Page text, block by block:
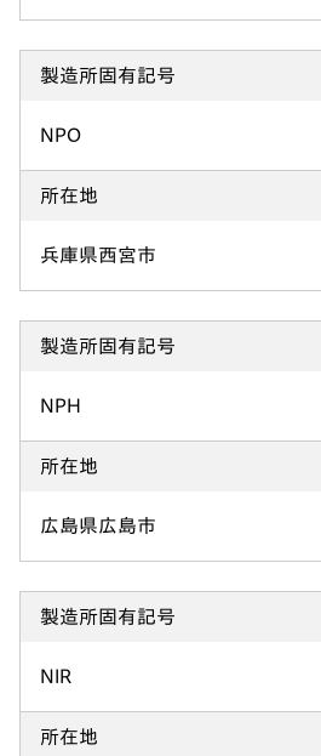
製造所固有記号
NPO
所在地
兵庫県西宮市
製造所固有記号
NPH
所在地
広島県広島市
製造所固有記号
NIR
所在地